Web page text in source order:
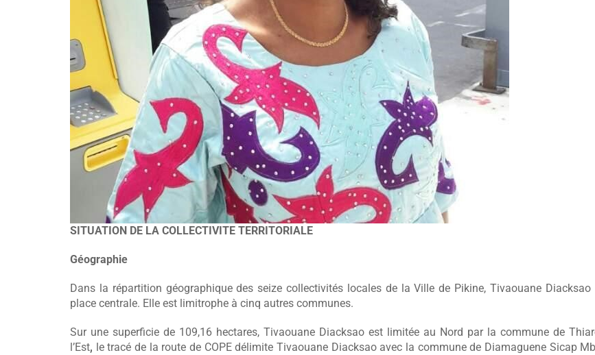
SITUATION DE LA COLLECTIVITE TERRITORIALE
Géographie
Dans la répartition géographique des seize collectivités locales de la Ville de Pikine, Tivaouane Diacksao
place centrale. Elle est limitrophe à cinq autres communes.
Sur une superficie de 109,16 hectares, Tivaouane Diacksao est limitée au Nord par la commune de
l’Est, le tracé de la route de COPE délimite Tivaouane Diacksao avec la commune de Diamaguene Sicap